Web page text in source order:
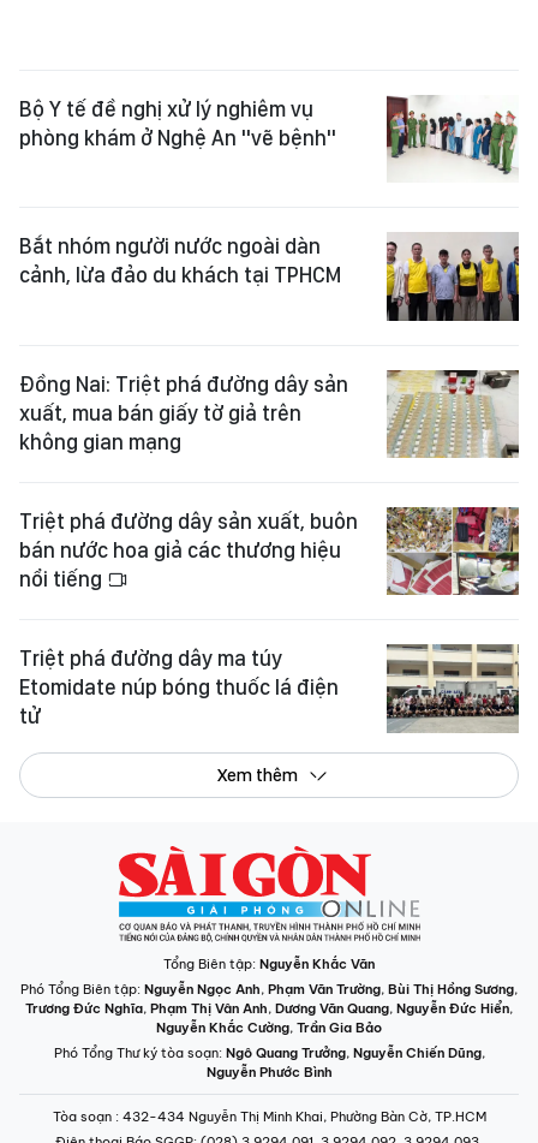
Bộ Y tế đề nghị xử lý nghiêm vụ
phòng khám ở Nghệ An "vẽ bệnh"
Bắt nhóm người nước ngoài dàn
cảnh, lừa đảo du khách tại TPHCM
Đồng Nai: Triệt phá đường dây sản
xuất, mua bán giấy tờ giả trên
không gian mạng
Triệt phá đường dây sản xuất, buôn
bán nước hoa giả các thương hiệu
nổi tiếng
Triệt phá đường dây ma túy
Etomidate núp bóng thuốc lá điện
tử
Xem thêm
Tổng Biên tập: Nguyễn Khắc Văn
Phó Tổng Biên tập: Nguyễn Ngọc Anh, Phạm Văn Trường, Bùi Thị Hồng Sương,
Trương Đức Nghĩa, Phạm Thị Vân Anh, Dương Văn Quang, Nguyễn Đức Hiển,
Nguyễn Khắc Cường, Trần Gia Bảo
Phó Tổng Thư ký tòa soạn: Ngô Quang Trưởng, Nguyễn Chiến Dũng,
Nguyễn Phước Bình
Tòa soạn : 432-434 Nguyễn Thị Minh Khai, Phường Bàn Cờ, TP.HCM